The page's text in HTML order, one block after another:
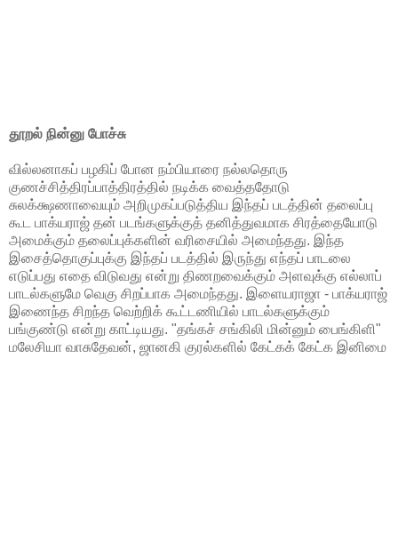
தூறல் நின்னு போச்சு
வில்லனாகப் பழகிப் போன நம்பியாரை நல்லதொரு
குணச்சித்திரப்பாத்திரத்தில் நடிக்க வைத்ததோடு
சுலக்க்ஷணாவையும் அறிமுகப்படுத்திய இந்தப் படத்தின் தலைப்பு
கூட பாக்யராஜ் தன் படங்களுக்குத் தனித்துவமாக சிரத்தையோடு
அமைக்கும் தலைப்புக்களின் வரிசையில் அமைந்தது. இந்த
இசைத்தொகுப்புக்கு இந்தப் படத்தில் இருந்து எந்தப் பாடலை
எடுப்பது எதை விடுவது என்று திணறவைக்கும் அளவுக்கு எல்லாப்
பாடல்களுமே வெகு சிறப்பாக அமைந்தது. இளையராஜா - பாக்யராஜ்
இணைந்த சிறந்த வெற்றிக் கூட்டணியில் பாடல்களுக்கும்
பங்குண்டு என்று காட்டியது. "தங்கச் சங்கிலி மின்னும் பைங்கிளி"
மலேசியா வாசுதேவன், ஜானகி குரல்களில் கேட்கக் கேட்க இனிமை